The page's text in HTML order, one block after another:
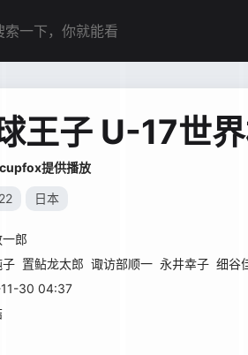
王子 U-17世
提供播放
日本
郎
子 置鲇龙太郎 诹访部顺一 永井幸子 细谷
30 04:37